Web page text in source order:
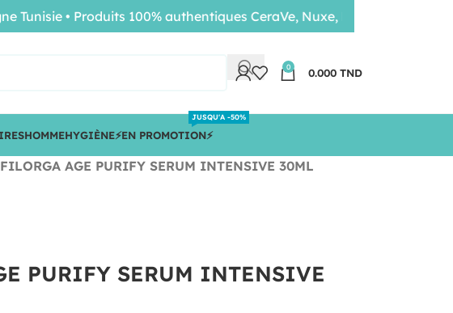
0 0.000 TND
HOMMEHYGIÈNE⚡️EN PROMOTION⚡️
JUSQU'A -50%
FILORGA AGE PURIFY SERUM INTENSIVE 30ML
PURIFY SERUM INTENSIVE
• Produits 100% authentiques CeraVe, Nuxe, Bioderma • Livraison